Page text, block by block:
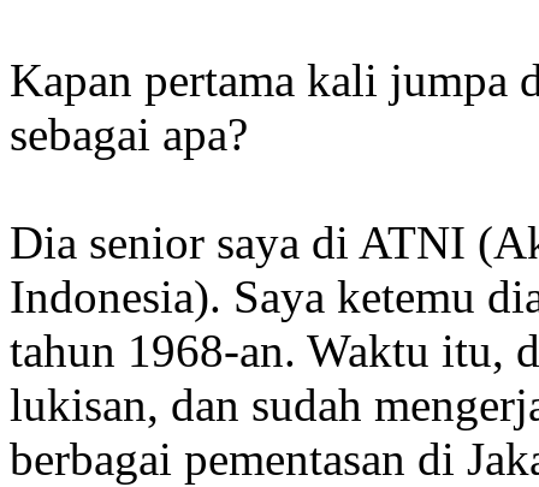
Kapan pertama kali jumpa
sebagai apa?
Dia senior saya di ATNI
Indonesia). Saya ketemu
tahun 1968-an. Waktu itu,
lukisan, dan sudah
berbagai pementasan di